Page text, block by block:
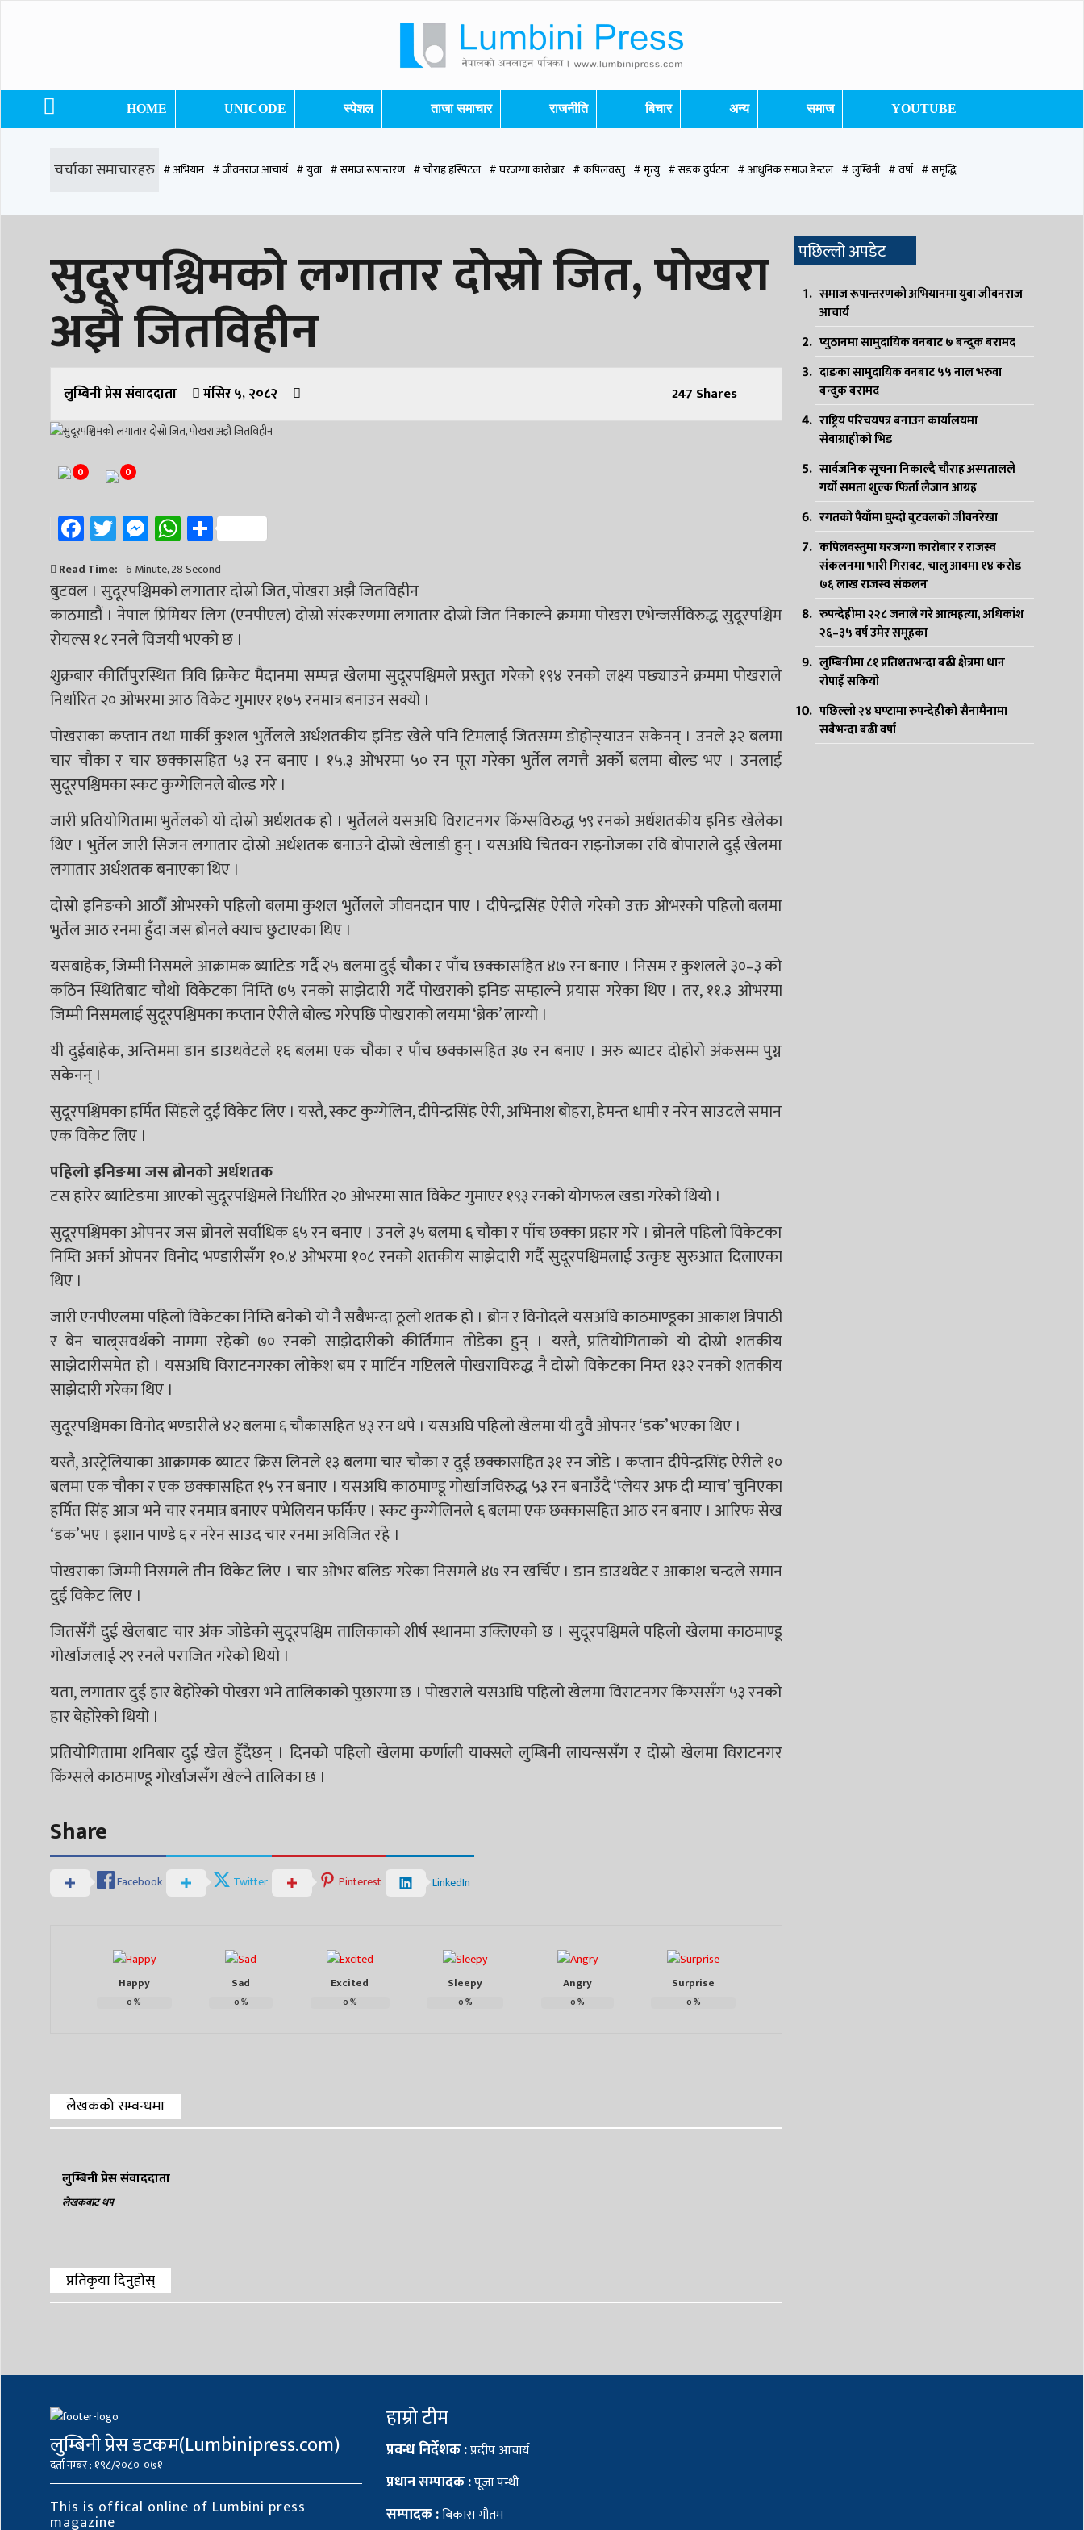
HOME UNICODE स्पेशल ताजा समाचार राजनीति बिचार अन्य समाज YOUTUBE
चर्चाका समाचारहरु # अभियान # जीवनराज आचार्य # युवा # समाज रूपान्तरण # चौराह हस्पिटल # घरजग्गा कारोबार # कपिलवस्तु # मृत्यु # सडक दुर्घटना # आधुनिक समाज डेन्टल # लुम्बिनी # वर्षा # समृद्धि
# समृद्धि एकेडेमी # काङ्ग्रेस # नेपाली कांग्रेस # बुटवल # राजधानी # रुपन्देही # रुपन्देही २ # नेकपा # रुपन्देही १ # चुन्न पौडेल # मन्दिर # सिद्धबाबा # बुटवल उपमहानगरपालिका # बुटवल उपमहान # स्वास्थ्य # निर्वाचन # पाल्पा
# प्रतिनिधि सभा
सुदूरपश्चिमको लगातार दोस्रो जित, पोखरा
अझै जितविहीन
लुम्बिनी प्रेस संवाददाता मंसिर ५, २०८२ 247 Shares
0 0
Facebook
Twitter
Messenger
WhatsApp
Share
Read Time: 6 Minute, 28 Second
बुटवल । सुदूरपश्चिमको लगातार दोस्रो जित, पोखरा अझै जितविहीन
काठमाडौं । नेपाल प्रिमियर लिग (एनपीएल) दोस्रो संस्करणमा लगातार दोस्रो जित निकाल्ने क्रममा पोखरा एभेन्जर्सविरुद्ध सुदूरपश्चिम
रोयल्स १८ रनले विजयी भएको छ ।
शुक्रबार कीर्तिपुरस्थित त्रिवि क्रिकेट मैदानमा सम्पन्न खेलमा सुदूरपश्चिमले प्रस्तुत गरेको १९४ रनको लक्ष्य पछ्याउने क्रममा पोखराले
निर्धारित २० ओभरमा आठ विकेट गुमाएर १७५ रनमात्र बनाउन सक्यो ।
पोखराका कप्तान तथा मार्की कुशल भुर्तेलले अर्धशतकीय इनिङ खेले पनि टिमलाई जितसम्म डोहोर्‍र्याउन सकेनन् । उनले ३२ बलमा
चार चौका र चार छक्कासहित ५३ रन बनाए । १५.३ ओभरमा ५० रन पूरा गरेका भुर्तेल लगत्तै अर्को बलमा बोल्ड भए । उनलाई
सुदूरपश्चिमका स्कट कुग्गेलिनले बोल्ड गरे ।
जारी प्रतियोगितामा भुर्तेलको यो दोस्रो अर्धशतक हो । भुर्तेलले यसअघि विराटनगर किंग्सविरुद्ध ५९ रनको अर्धशतकीय इनिङ खेलेका
थिए । भुर्तेल जारी सिजन लगातार दोस्रो अर्धशतक बनाउने दोस्रो खेलाडी हुन् । यसअघि चितवन राइनोजका रवि बोपाराले दुई खेलमा
लगातार अर्धशतक बनाएका थिए ।
दोस्रो इनिङको आठौँ ओभरको पहिलो बलमा कुशल भुर्तेलले जीवनदान पाए । दीपेन्द्रसिंह ऐरीले गरेको उक्त ओभरको पहिलो बलमा
भुर्तेल आठ रनमा हुँदा जस ब्रोनले क्याच छुटाएका थिए ।
यसबाहेक, जिम्मी निसमले आक्रामक ब्याटिङ गर्दै २५ बलमा दुई चौका र पाँच छक्कासहित ४७ रन बनाए । निसम र कुशलले ३०–३ को
कठिन स्थितिबाट चौथो विकेटका निम्ति ७५ रनको साझेदारी गर्दै पोखराको इनिङ सम्हाल्ने प्रयास गरेका थिए । तर, ११.३ ओभरमा
जिम्मी निसमलाई सुदूरपश्चिमका कप्तान ऐरीले बोल्ड गरेपछि पोखराको लयमा ‘ब्रेक’ लाग्यो ।
यी दुईबाहेक, अन्तिममा डान डाउथवेटले १६ बलमा एक चौका र पाँच छक्कासहित ३७ रन बनाए । अरु ब्याटर दोहोरो अंकसम्म पुग्न
सकेनन् ।
सुदूरपश्चिमका हर्मित सिंहले दुई विकेट लिए । यस्तै, स्कट कुग्गेलिन, दीपेन्द्रसिंह ऐरी, अभिनाश बोहरा, हेमन्त धामी र नरेन साउदले समान
एक विकेट लिए ।
पहिलो इनिङमा जस ब्रोनको अर्धशतक
टस हारेर ब्याटिङमा आएको सुदूरपश्चिमले निर्धारित २० ओभरमा सात विकेट गुमाएर १९३ रनको योगफल खडा गरेको थियो ।
सुदूरपश्चिमका ओपनर जस ब्रोनले सर्वाधिक ६५ रन बनाए । उनले ३५ बलमा ६ चौका र पाँच छक्का प्रहार गरे । ब्रोनले पहिलो विकेटका
निम्ति अर्का ओपनर विनोद भण्डारीसँग १०.४ ओभरमा १०८ रनको शतकीय साझेदारी गर्दै सुदूरपश्चिमलाई उत्कृष्ट सुरुआत दिलाएका
थिए ।
जारी एनपीएलमा पहिलो विकेटका निम्ति बनेको यो नै सबैभन्दा ठूलो शतक हो । ब्रोन र विनोदले यसअघि काठमाण्डूका आकाश त्रिपाठी
र बेन चाल्र्सवर्थको नाममा रहेको ७० रनको साझेदारीको कीर्तिमान तोडेका हुन् । यस्तै, प्रतियोगिताको यो दोस्रो शतकीय
साझेदारीसमेत हो । यसअघि विराटनगरका लोकेश बम र मार्टिन गप्टिलले पोखराविरुद्ध नै दोस्रो विकेटका निम्त १३२ रनको शतकीय
साझेदारी गरेका थिए ।
सुदूरपश्चिमका विनोद भण्डारीले ४२ बलमा ६ चौकासहित ४३ रन थपे । यसअघि पहिलो खेलमा यी दुवै ओपनर ‘डक’ भएका थिए ।
यस्तै, अस्ट्रेलियाका आक्रामक ब्याटर क्रिस लिनले १३ बलमा चार चौका र दुई छक्कासहित ३१ रन जोडे । कप्तान दीपेन्द्रसिंह ऐरीले १०
बलमा एक चौका र एक छक्कासहित १५ रन बनाए । यसअघि काठमाण्डू गोर्खाजविरुद्ध ५३ रन बनाउँदै ‘प्लेयर अफ दी म्याच’ चुनिएका
हर्मित सिंह आज भने चार रनमात्र बनाएर पभेलियन फर्किए । स्कट कुग्गेलिनले ६ बलमा एक छक्कासहित आठ रन बनाए । आरिफ सेख
‘डक’ भए । इशान पाण्डे ६ र नरेन साउद चार रनमा अविजित रहे ।
पोखराका जिम्मी निसमले तीन विकेट लिए । चार ओभर बलिङ गरेका निसमले ४७ रन खर्चिए । डान डाउथवेट र आकाश चन्दले समान
दुई विकेट लिए ।
जितसँगै दुई खेलबाट चार अंक जोडेको सुदूरपश्चिम तालिकाको शीर्ष स्थानमा उक्लिएको छ । सुदूरपश्चिमले पहिलो खेलमा काठमाण्डू
गोर्खाजलाई २९ रनले पराजित गरेको थियो ।
यता, लगातार दुई हार बेहोरेको पोखरा भने तालिकाको पुछारमा छ । पोखराले यसअघि पहिलो खेलमा विराटनगर किंग्ससँग ५३ रनको
हार बेहोरेको थियो ।
प्रतियोगितामा शनिबार दुई खेल हुँदैछन् । दिनको पहिलो खेलमा कर्णाली याक्सले लुम्बिनी लायन्ससँग र दोस्रो खेलमा विराटनगर
किंग्सले काठमाण्डू गोर्खाजसँग खेल्ने तालिका छ ।
Share
Facebook Twitter Pinterest LinkedIn
Happy
0%
Sad
0%
Excited
0%
Sleepy
0%
Angry
0%
Surprise
0%
लेखकको सम्वन्धमा
लुम्बिनी प्रेस संवाददाता
लेखकबाट थप
प्रतिकृया दिनुहोस्
पछिल्लो अपडेट
समाज रूपान्तरणको अभियानमा युवा जीवनराज
आचार्य
प्युठानमा सामुदायिक वनबाट ७ बन्दुक बरामद
दाङका सामुदायिक वनबाट ५५ नाल भरुवा
बन्दुक बरामद
राष्ट्रिय परिचयपत्र बनाउन कार्यालयमा
सेवाग्राहीको भिड
सार्वजनिक सूचना निकाल्दै चौराह अस्पतालले
गर्यो समता शुल्क फिर्ता लैजान आग्रह
रगतको पैयाँमा घुम्दो बुटवलको जीवनरेखा
कपिलवस्तुमा घरजग्गा कारोबार र राजस्व
संकलनमा भारी गिरावट, चालु आवमा १४ करोड
७६ लाख राजस्व संकलन
रुपन्देहीमा २२८ जनाले गरे आत्महत्या, अधिकांश
२६–३५ वर्ष उमेर समूहका
लुम्बिनीमा ८१ प्रतिशतभन्दा बढी क्षेत्रमा धान
रोपाइँ सकियो
पछिल्लो २४ घण्टामा रुपन्देहीको सैनामैनामा
सबैभन्दा बढी वर्षा
लुम्बिनी प्रेस डटकम(Lumbinipress.com)
दर्ता नम्बर : १९८/२०८०-०७१
This is offical online of Lumbini press
magazine
हाम्रो टीम
प्रवन्ध निर्देशक :प्रदीप आचार्य
प्रधान सम्पादक :पूजा पन्थी
सम्पादक :बिकास गौतम